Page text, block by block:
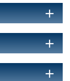
add
add
add